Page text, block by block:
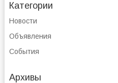
Категории
Новости
Объявления
События
Архивы